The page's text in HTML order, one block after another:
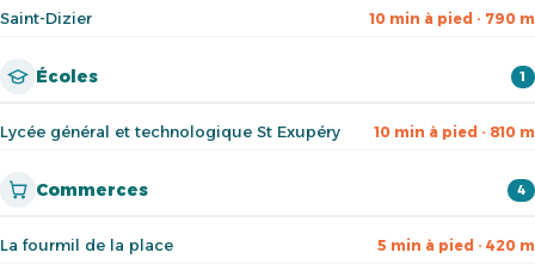
Saint-Dizier 10 min à pied · 790 m
Écoles 1
Lycée général et technologique St Exupéry 10 min à pied · 810 m
Commerces 4
La fourmil de la place 5 min à pied · 420 m